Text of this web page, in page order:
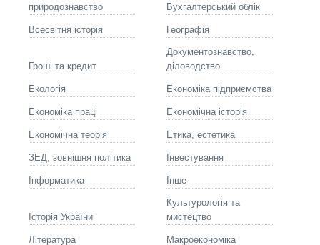
природознавство
Бухгалтерський облік
Всесвітня історія Географія
Гроші та кредит
Документознавство,
діловодство
Екологія Економіка підприємства
Економіка праці Економічна історія
Економічна теорія Етика, естетика
ЗЕД, зовнішня політика Інвестування
Інформатика Інше
Історія України
Культурологія та
мистецтво
Літературa Макроекономіка